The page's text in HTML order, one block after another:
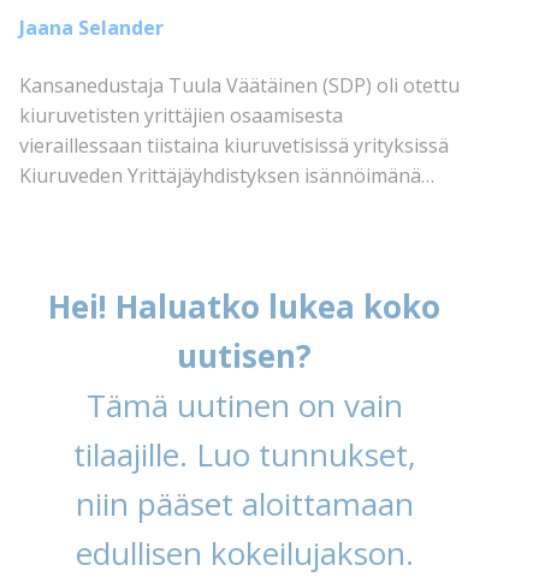
Jaana Selander
Kansanedustaja Tuula Väätäinen (SDP) oli otettu
kiuruvetisten yrittäjien osaamisesta
vieraillessaan tiistaina kiuruvetisissä yrityksissä
Kiuruveden Yrittäjäyhdistyksen isännöimänä…
Hei! Haluatko lukea koko
uutisen?
Tämä uutinen on vain
tilaajille. Luo tunnukset,
niin pääset aloittamaan
edullisen kokeilujakson.